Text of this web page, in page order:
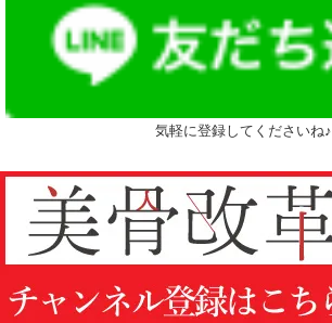
気軽に登録してくださいね♪